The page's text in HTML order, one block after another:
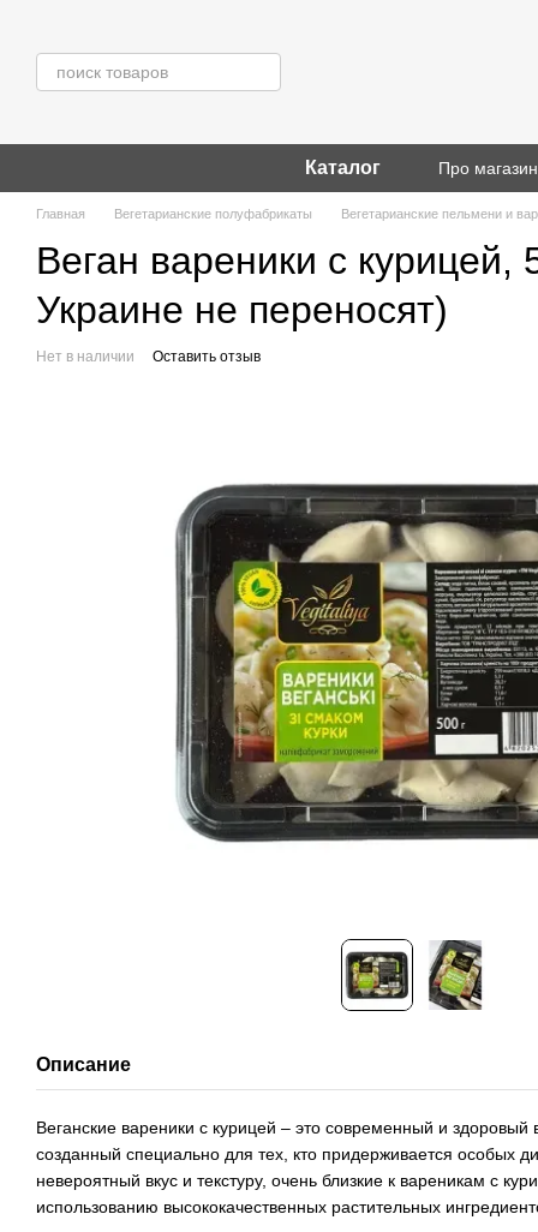
Каталог Про магазин
Главная Вегетарианские полуфабрикаты Вегетарианские пельмени и
Веган вареники с курицей,
Украине не переносят)
Нет в наличии Оставить отзыв
Описание
Веганские вареники с курицей – это современный и
созданный специально для тех, кто придерживается особых
невероятный вкус и текстуру, очень близкие к вареникам с
использованию высококачественных растительных